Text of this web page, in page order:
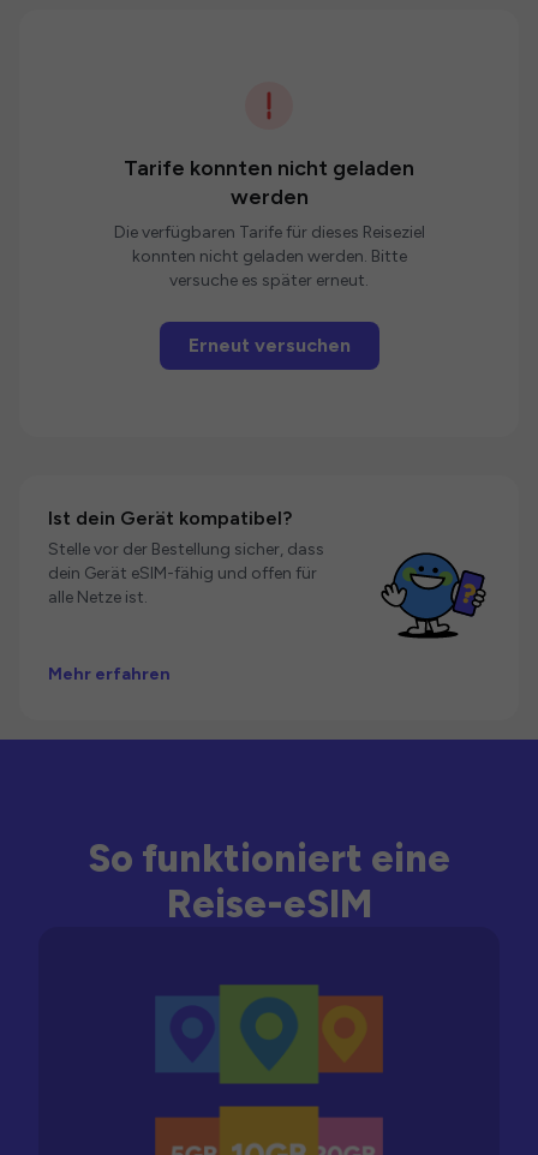
Tarife konnten nicht geladen
werden
Die verfügbaren Tarife für dieses Reiseziel
konnten nicht geladen werden. Bitte
versuche es später erneut.
Erneut versuchen
Ist dein Gerät kompatibel?
Stelle vor der Bestellung sicher, dass
dein Gerät eSIM-fähig und offen für
alle Netze ist.
Mehr erfahren
So funktioniert eine
Reise-eSIM